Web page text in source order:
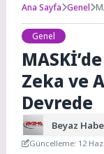
Ana Sayfa Genel
Genel
Zeka ve
Devrede
Beyaz
Güncelleme: 12